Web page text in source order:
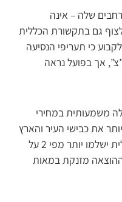
שלה – אינה
גם בתקשורת הכללית
כי תעריפי הנסיעה
אך בפועל נראה
משמעותית במחירי
את כבישי העיר והארץ
העמוסים ממילא, מה שמוליד עוד עומס בזיהום האוויר וסיכונים נוספים. מעתה, תושבי ביתר עילית ישלמו יותר מפי 2 על
ילדים – ההוצאה מזנקת במאות